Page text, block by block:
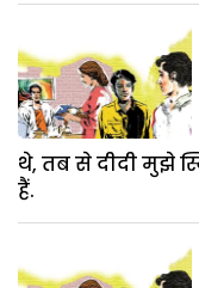
थे, तब से दीदी मुझे
हैं.